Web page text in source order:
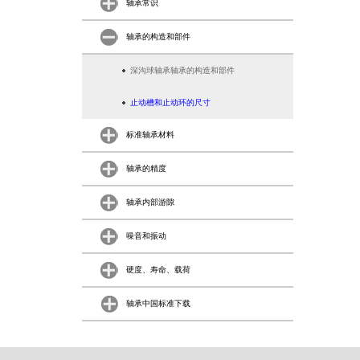
轴承常识
轴承的构造和部件
深沟球轴承轴承的构造和部件
止动槽和止动环的尺寸
标准轴承材料
轴承的精度
轴承内部游隙
噪音和振动
硬度、寿命、载荷
轴承中国标准下载